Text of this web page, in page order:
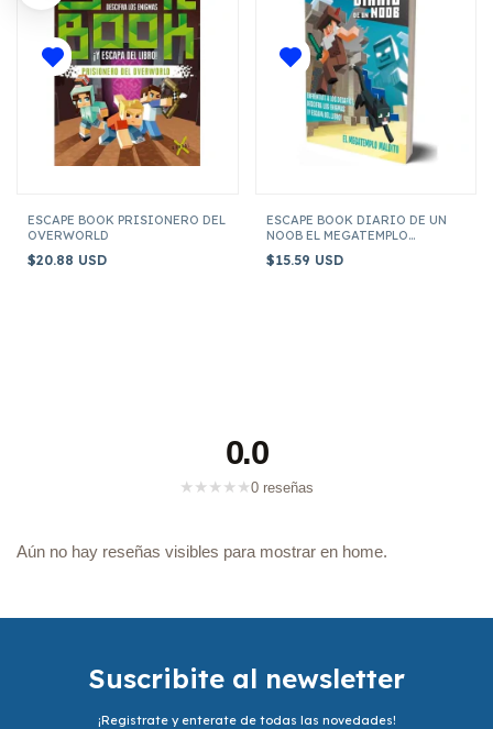
ESCAPE BOOK PRISIONERO DEL
OVERWORLD
$20.88 USD
ESCAPE BOOK DIARIO DE UN
NOOB EL MEGATEMPLO
$15.59 USD
0.0
★ ★ ★ ★ ★0 reseñas
Aún no hay reseñas visibles para mostrar en home.
Suscribite al newsletter
¡Registrate y enterate de todas las novedades!